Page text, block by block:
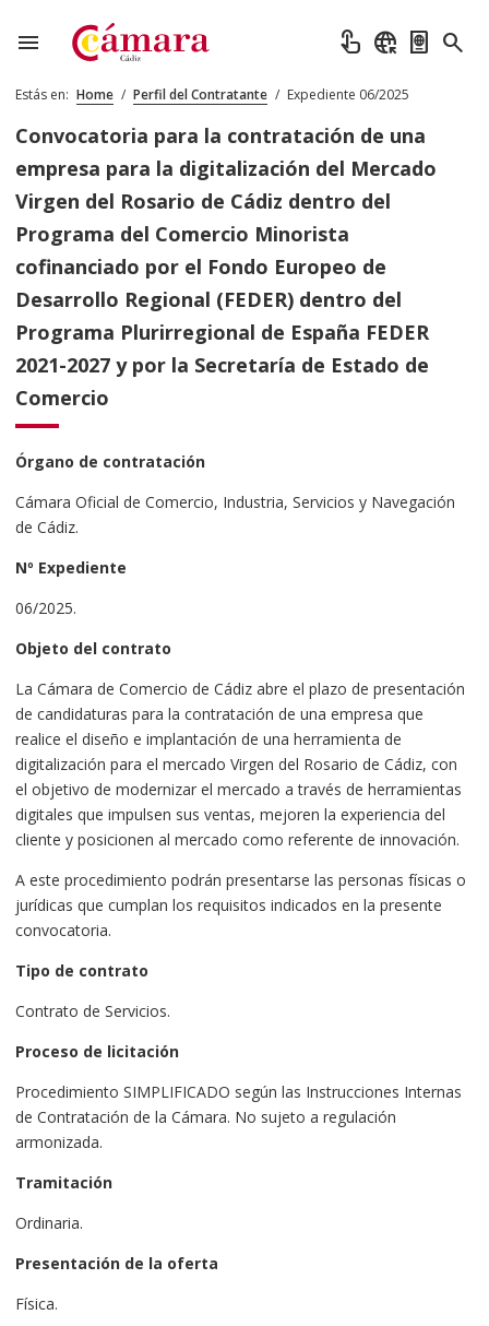
menu touch_app captive_portal passport search
Estás en: Home / Perfil del Contratante / Expediente 06/2025
Convocatoria para la contratación de una
empresa para la digitalización del Mercado
Virgen del Rosario de Cádiz dentro del
Programa del Comercio Minorista
cofinanciado por el Fondo Europeo de
Desarrollo Regional (FEDER) dentro del
Programa Plurirregional de España FEDER
2021-2027 y por la Secretaría de Estado de
Comercio
Órgano de contratación
Cámara Oficial de Comercio, Industria, Servicios y Navegación
de Cádiz.
Nº Expediente
06/2025.
Objeto del contrato
La Cámara de Comercio de Cádiz abre el plazo de presentación
de candidaturas para la contratación de una empresa que
realice el diseño e implantación de una herramienta de
digitalización para el mercado Virgen del Rosario de Cádiz, con
el objetivo de modernizar el mercado a través de herramientas
digitales que impulsen sus ventas, mejoren la experiencia del
cliente y posicionen al mercado como referente de innovación.
A este procedimiento podrán presentarse las personas físicas o
jurídicas que cumplan los requisitos indicados en la presente
convocatoria.
Tipo de contrato
Contrato de Servicios.
Proceso de licitación
Procedimiento SIMPLIFICADO según las Instrucciones Internas
de Contratación de la Cámara. No sujeto a regulación
armonizada.
Tramitación
Ordinaria.
Presentación de la oferta
Física.